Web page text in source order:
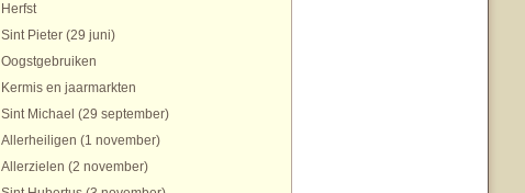
Herfst
Sint Pieter (29 juni)
Oogstgebruiken
Kermis en jaarmarkten
Sint Michael (29 september)
Allerheiligen (1 november)
Allerzielen (2 november)